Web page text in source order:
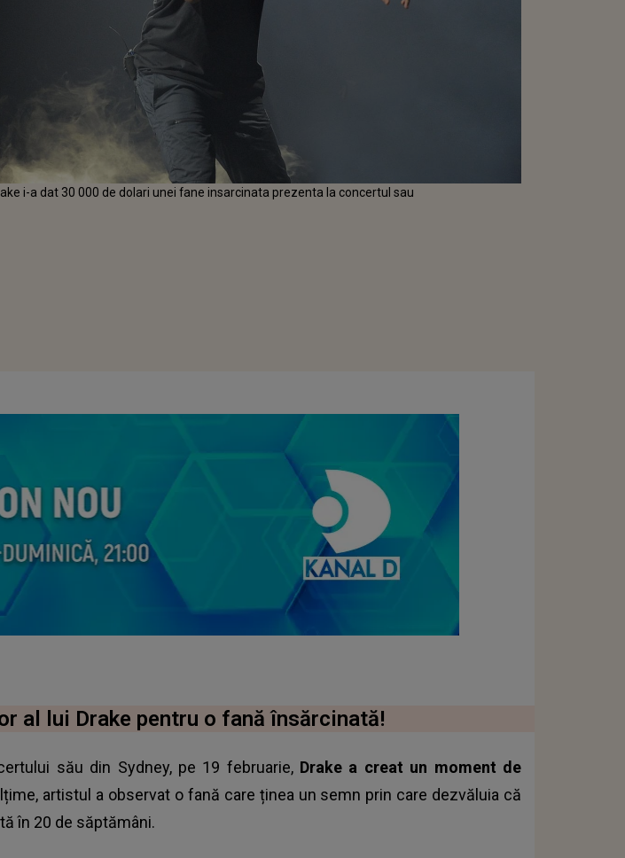
i-a dat 30 000 de dolari unei fane insarcinata prezenta la concertul sau
al lui Drake pentru o fană însărcinată!
său din Sydney, pe 19 februarie, Drake a creat un moment de
artistul a observat o fană care ținea un semn prin care dezvăluia că
în 20 de săptămâni.